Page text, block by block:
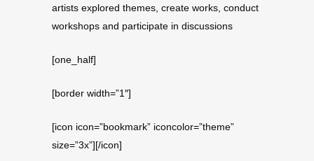
artists explored themes, create works, conduct
workshops and participate in discussions
[one_half]
[border width=”1″]
[icon icon=”bookmark” iconcolor=”theme”
size=”3x”][/icon]